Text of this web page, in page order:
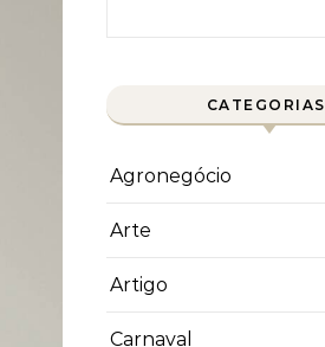
CATEGORIAS
Agronegócio
Arte
Artigo
Carnaval